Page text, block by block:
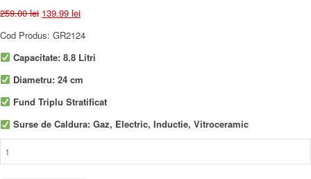
259.00lei Prețul
a
fost:
139.99 leiPrețul
este:
139.99 lei.
Cod Produs: GR2124
Capacitate: 8.8 Litri
Diametru: 24 cm
Fund Triplu Stratificat
Surse de Caldura: Gaz, Electric, Inductie, Vitroceramic